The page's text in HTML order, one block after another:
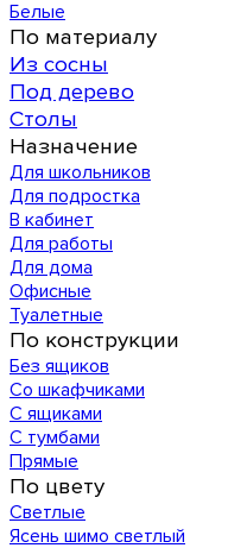
Белые
По материалу
Из сосны
Под дерево
Столы
Назначение
Для школьников
Для подростка
В кабинет
Для работы
Для дома
Офисные
Туалетные
По конструкции
Без ящиков
Со шкафчиками
С ящиками
С тумбами
Прямые
По цвету
Светлые
Ясень шимо светлый